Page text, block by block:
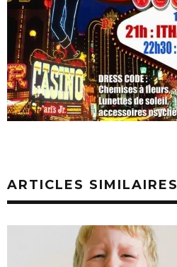
ARTICLES SIMILAIRES